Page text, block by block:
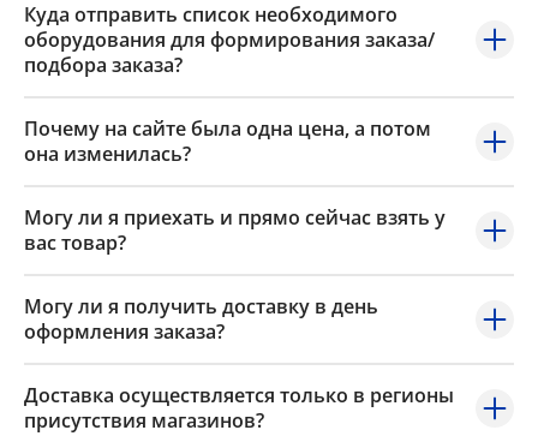
Куда отправить список необходимого
оборудования для формирования заказа/
подбора заказа?
Почему на сайте была одна цена, а потом
она изменилась?
Могу ли я приехать и прямо сейчас взять у
вас товар?
Могу ли я получить доставку в день
оформления заказа?
Доставка осуществляется только в регионы
присутствия магазинов?